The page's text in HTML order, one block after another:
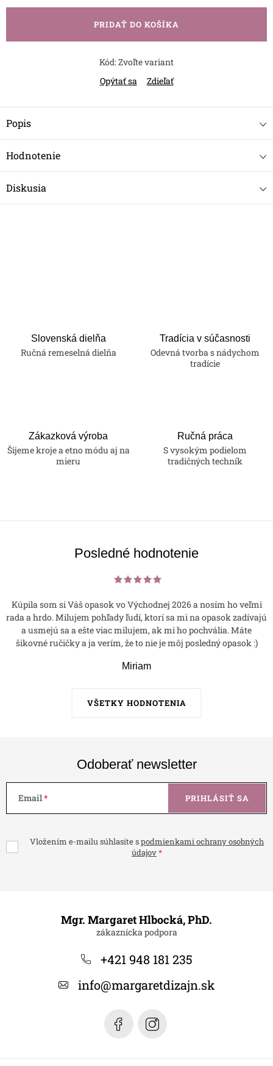
cena:
PRIDAŤ DO KOŠÍKA
Kód:Zvoľte variant
Opýtať sa
Zdieľať
Popis
Hodnotenie
Diskusia
Slovenská dielňa
Ručná remeselná dielňa
Tradícia v súčasnosti
Odevná tvorba s nádychom
tradície
Zákazková výroba
Šijeme kroje a etno módu aj na
mieru
Ručná práca
S vysokým podielom
tradičných techník
Posledné hodnotenie
VŠETKY HODNOTENIA
Kúpila som si Váš opasok vo Východnej 2026 a nosím ho veľmi
rada a hrdo. Milujem pohľady ľudí, ktorí sa mi na opasok zadívajú
a usmejú sa a ešte viac milujem, ak mi ho pochvália. Máte
šikovné ručičky a ja verím, že to nie je môj posledný opasok :)
Miriam
Odoberať newsletter
Email
Vložením e-mailu súhlasíte spodmienkami ochrany osobných
údajov
PRIHLÁSIŤ SA
Mgr. Margaret Hlbocká, PhD.
+421 948 181 235
info@margaretdizajn.sk